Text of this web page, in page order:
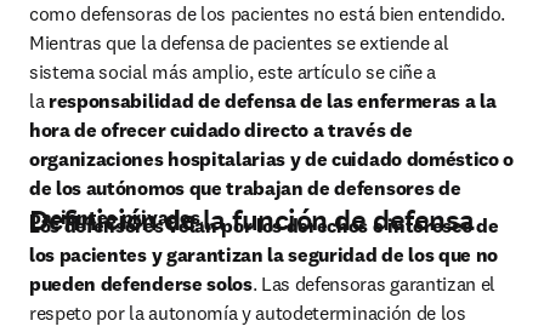
como defensoras de los pacientes no está bien entendido.
Mientras que la defensa de pacientes se extiende al
sistema social más amplio, este artículo se ciñe a
la responsabilidad de defensa de las enfermeras a la
hora de ofrecer cuidado directo a través de
organizaciones hospitalarias y de cuidado doméstico o
de los autónomos que trabajan de defensores de
pacientes privados.
Deﬁnición de la función de defensa
Los defensores velan por los derechos e intereses de
los pacientes y garantizan la seguridad de los que no
pueden defenderse solos. Las defensoras garantizan el
respeto por la autonomía y autodeterminación de los